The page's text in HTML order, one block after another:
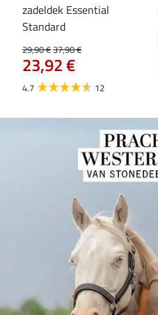
zadeldek Essential
Standard
29,90 €37,90 €
23,92 €
4.7 12